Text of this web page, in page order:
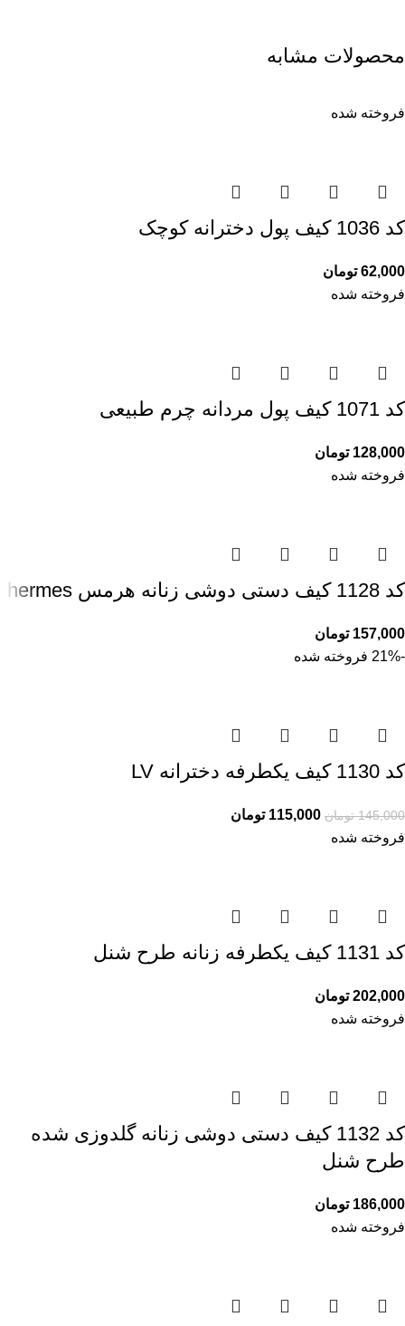
محصولات مشابه
فروخته شده
کد 1036 کیف پول دخترانه کوچک
62,000 تومان
فروخته شده
کد 1071 کیف پول مردانه چرم طبیعی
128,000 تومان
فروخته شده
کد 1128 کیف دستی دوشی زنانه هرمس hermes
157,000 تومان
-21%
فروخته شده
کد 1130 کیف یکطرفه دخترانه LV
145,000 تومان 115,000 تومان
فروخته شده
کد 1131 کیف یکطرفه زنانه طرح شنل
202,000 تومان
فروخته شده
کد 1132 کیف دستی دوشی زنانه گلدوزی شده
طرح شنل
186,000 تومان
فروخته شده